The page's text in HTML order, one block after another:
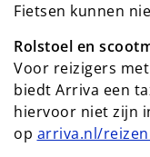
Fietsen kunnen
Rolstoel en
Voor reizigers
biedt Arriva een
hiervoor niet zijn
op arriva.nl/